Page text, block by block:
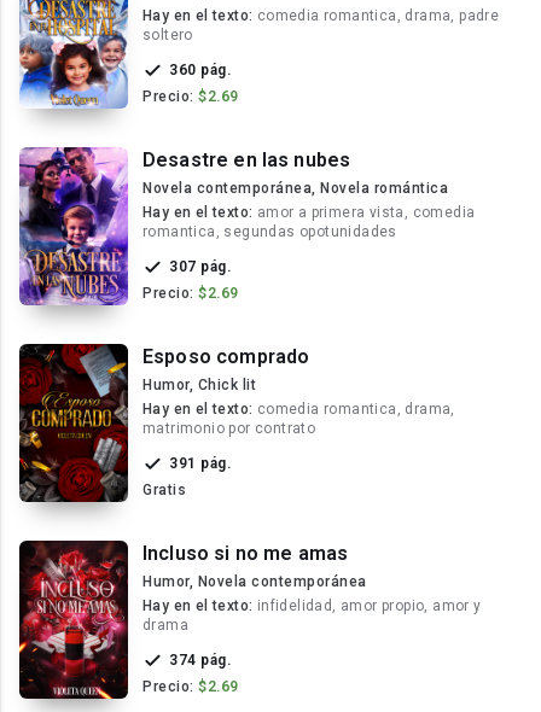
Hay en el texto: comedia romantica, drama, padre
soltero
360 pág.
Precio: $2.69
Desastre en las nubes
Novela contemporánea, Novela romántica
Hay en el texto: amor a primera vista, comedia
romantica, segundas opotunidades
307 pág.
Precio: $2.69
Esposo comprado
Humor, Chick lit
Hay en el texto: comedia romantica, drama,
matrimonio por contrato
391 pág.
Gratis
Incluso si no me amas
Humor, Novela contemporánea
Hay en el texto: infidelidad, amor propio, amor y
drama
374 pág.
Precio: $2.69